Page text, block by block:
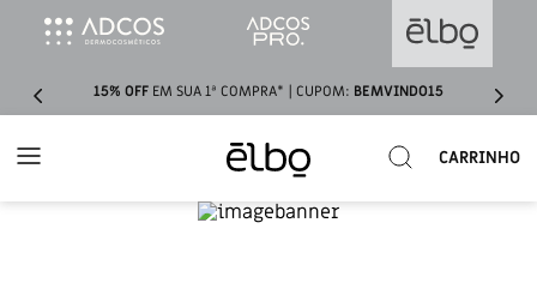
COMPRA* | CUPOM: BEMVINDO15 NOVOCLEANSING